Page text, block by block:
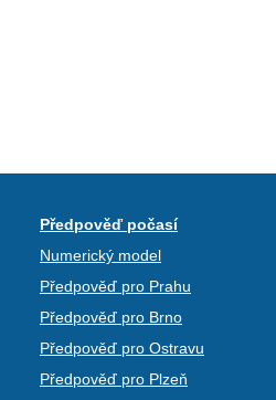
Předpověď počasí
Numerický model
Předpověď pro Prahu
Předpověď pro Brno
Předpověď pro Ostravu
Předpověď pro Plzeň